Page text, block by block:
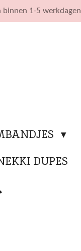
binnen 1-5 werkdagen
DUPES